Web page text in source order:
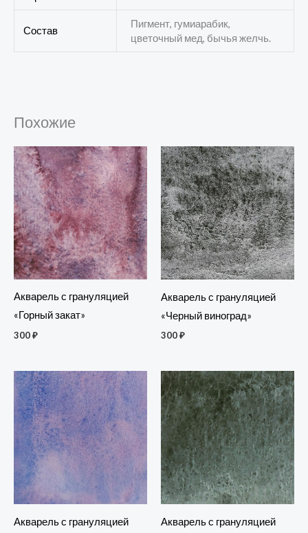
Состав
Пигмент, гумиарабик,
цветочный мед, бычья желчь.
Похожие
Акварель с грануляцией
«Горный закат»
300₽
Акварель с грануляцией
«Черный виноград»
300₽
Акварель с грануляцией
Акварель с грануляцией